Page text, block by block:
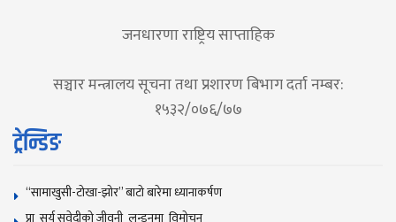
जनधारणा राष्ट्रिय साप्ताहिक
सञ्चार मन्त्रालय सूचना तथा प्रशारण बिभाग दर्ता नम्बर:
१५३२/०७६/७७
ट्रेन्डिङ
“सामाखुसी-टोखा-झोर” बाटो बारेमा ध्यानाकर्षण